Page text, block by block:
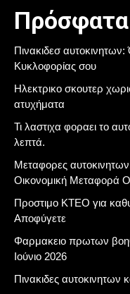
Πινακιδεσ αυτοκινητων:
Κυκλοφορίας σου
Ηλεκτρικο σκουτερ
ατυχήματα
Τι λαστιχα φοραει το
λεπτά.
Μεταφορες
Οικονομική Μεταφορά
Προστιμο ΚΤΕΟ για
Αποφύγετε
Φαρμακειο πρωτων
Ιούνιο 2026
Πινακιδες